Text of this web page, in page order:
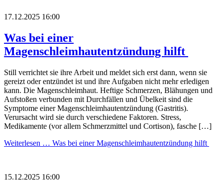
17.12.2025 16:00
Was bei einer
Magenschleimhautentzündung hilft
Still verrichtet sie ihre Arbeit und meldet sich erst dann, wenn sie
gereizt oder entzündet ist und ihre Aufgaben nicht mehr erledigen
kann. Die Magenschleimhaut. Heftige Schmerzen, Blähungen und
Aufstoßen verbunden mit Durchfällen und Übelkeit sind die
Symptome einer Magenschleimhautentzündung (Gastritis).
Verursacht wird sie durch verschiedene Faktoren. Stress,
Medikamente (vor allem Schmerzmittel und Cortison), fasche […]
Weiterlesen … Was bei einer Magenschleimhautentzündung hilft
15.12.2025 16:00